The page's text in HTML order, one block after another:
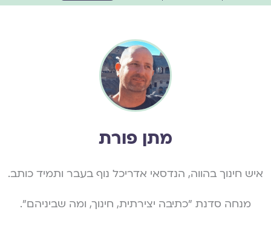
מתן פורת
איש חינוך בהווה, הנדסאי אדריכל נוף בעבר ותמיד כותב.
מנחה סדנת "כתיבה יצירתית, חינוך, ומה שביניהם".